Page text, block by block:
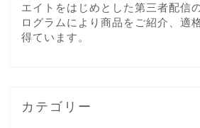
エイトをはじめとした第三者配信
ログラムにより商品をご紹介、適
得ています。
カテゴリー